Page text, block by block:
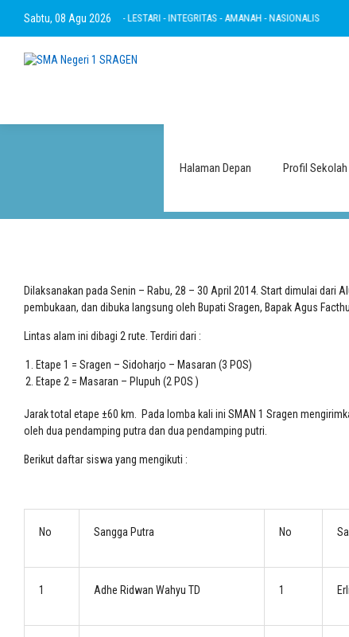
Sabtu, 08 Agu 2026
- RAMAH - INOVATIF - LESTARI - INTEGRITAS - AMANAH - NASIONALIS
Halaman Depan Profil Sekolah
LABS
Dilaksanakan pada Senin – Rabu, 28 – 30 April 2014. Startdimulai dari
pembukaan, dan dibuka langsung oleh Bupati Sragen, Bapak Agus
Lintas alam ini dibagi 2 rute. Terdiri dari :
Etape 1 = Sragen – Sidoharjo – Masaran (3 POS)
Etape 2 = Masaran – Plupuh (2 POS )
Jarak total etape ±60 km. Pada lomba kali ini SMAN 1 Sragen
oleh dua pendamping putra dan dua pendamping putri.
Berikut daftar siswa yang mengikuti :
No Sangga Putra No
1 Adhe Ridwan Wahyu TD 1